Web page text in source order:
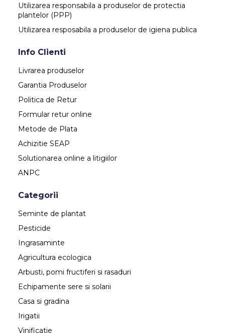
Utilizarea responsabila a produselor de protectia
plantelor (PPP)
Utilizarea resposabila a produselor de igiena publica
Info Clienti
Livrarea produselor
Garantia Produselor
Politica de Retur
Formular retur online
Metode de Plata
Achizitie SEAP
Solutionarea online a litigiilor
ANPC
Categorii
Seminte de plantat
Pesticide
Ingrasaminte
Agricultura ecologica
Arbusti, pomi fructiferi si rasaduri
Echipamente sere si solarii
Casa si gradina
Irigatii
Vinificatie